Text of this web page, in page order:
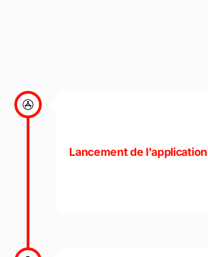
Lancement de